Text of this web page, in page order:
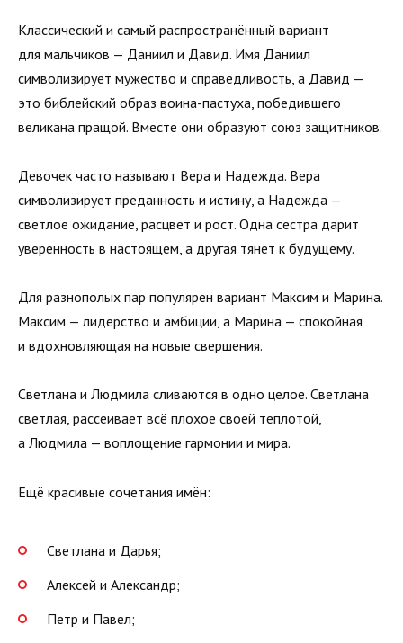
Классический и самый распространённый вариант
для мальчиков — Даниил и Давид. Имя Даниил
символизирует мужество и справедливость, а Давид —
это библейский образ воина-пастуха, победившего
великана пращой. Вместе они образуют союз защитников.
Девочек часто называют Вера и Надежда. Вера
символизирует преданность и истину, а Надежда —
светлое ожидание, расцвет и рост. Одна сестра дарит
уверенность в настоящем, а другая тянет к будущему.
Для разнополых пар популярен вариант Максим и Марина.
Максим — лидерство и амбиции, а Марина — спокойная
и вдохновляющая на новые свершения.
Светлана и Людмила сливаются в одно целое. Светлана
светлая, рассеивает всё плохое своей теплотой,
а Людмила — воплощение гармонии и мира.
Ещё красивые сочетания имён:
Светлана и Дарья;
Алексей и Александр;
Петр и Павел;